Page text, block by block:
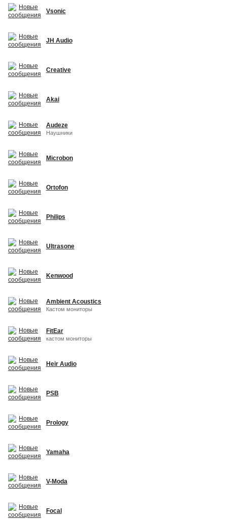
Vsonic
JH Audio
Creative
Akai
Audeze
Наушники
Microbon
Ortofon
Philips
Ultrasone
Kenwood
Ambient Acoustics
Кастом мониторы
FitEar
кастом мониторы
Heir Audio
PSB
Prology
Yamaha
V-Moda
Focal